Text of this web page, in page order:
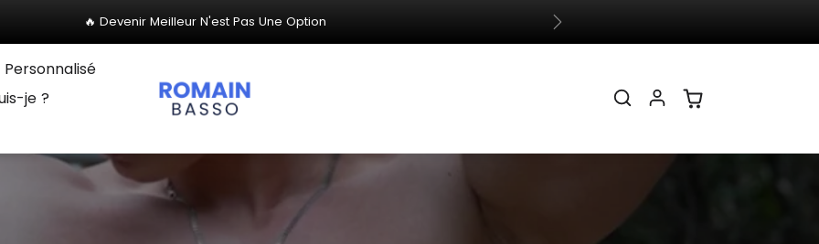
🔥 Devenir Meilleur N'est Pas Une Option Suivant
je ?